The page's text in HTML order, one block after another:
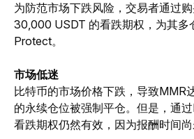
为防范市场下跌风险，交易者通过
30,000 USDT 的看跌期权，为其多
Protect。
市场低迷
比特币的市场价格下跌，导致MMR
的永续仓位被强制平仓。但是，通
看跌期权仍然有效，因为报酬时间尚